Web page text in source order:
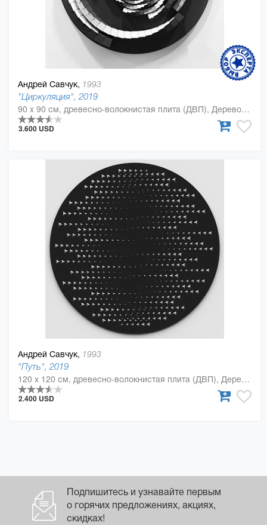
Андрей Савчук, 1993
"Циркуляция", 2019
90 x 90 см, древесно-волокнистая плита (ДВП), Дерево, полиуретан
3.600 USD
Андрей Савчук, 1993
"Путь", 2019
120 x 120 см, древесно-волокнистая плита (ДВП), Дерево, полиуретан
2.400 USD
Подпишитесь и узнавайте первым
о горячих предложениях, акциях,
скидках!